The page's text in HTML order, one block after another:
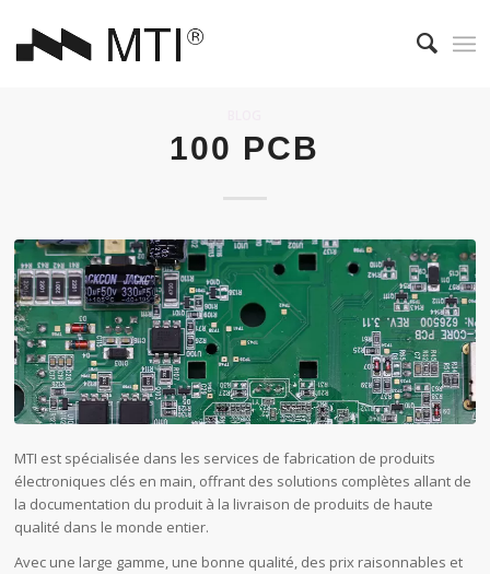
100 PCB
MTI est spécialisée dans les services de fabrication de produits
électroniques clés en main, offrant des solutions complètes allant de
la documentation du produit à la livraison de produits de haute
qualité dans le monde entier.
Avec une large gamme, une bonne qualité, des prix raisonnables et